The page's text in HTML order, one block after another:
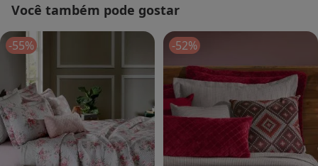
Você também pode gostar
-55% -52%